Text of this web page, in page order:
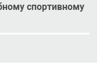
спортивному